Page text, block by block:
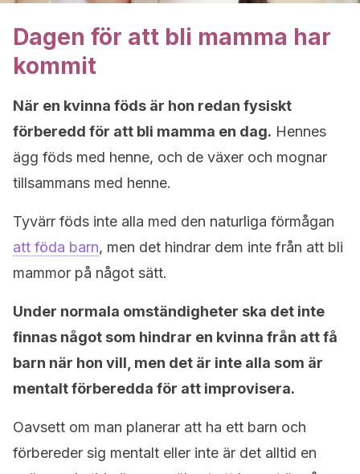
Dagen för att bli mamma har
kommit
När en kvinna föds är hon redan fysiskt
förberedd för att bli mamma en dag. Hennes
ägg föds med henne, och de växer och mognar
tillsammans med henne.
Tyvärr föds inte alla med den naturliga förmågan
att föda barn, men det hindrar dem inte från att bli
mammor på något sätt.
Under normala omständigheter ska det inte
finnas något som hindrar en kvinna från att få
barn när hon vill, men det är inte alla som är
mentalt förberedda för att improvisera.
Oavsett om man planerar att ha ett barn och
förbereder sig mentalt eller inte är det alltid en